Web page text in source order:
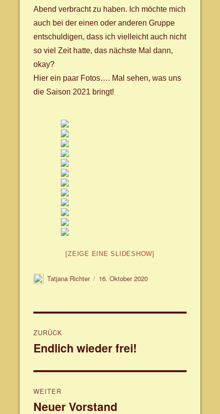
Abend verbracht zu haben. Ich möchte mich
auch bei der einen oder anderen Gruppe
entschuldigen, dass ich vielleicht auch nicht
so viel Zeit hatte, das nächste Mal dann,
okay?
Hier ein paar Fotos…. Mal sehen, was uns
die Saison 2021 bringt!
[ZEIGE EINE SLIDESHOW]
Autor
Tatjana Richter
Veröffentlicht
16. Oktober 2020
ZURÜCK
Vorheriger
Endlich wieder frei!
WEITER
Nächster
Neuer Vorstand